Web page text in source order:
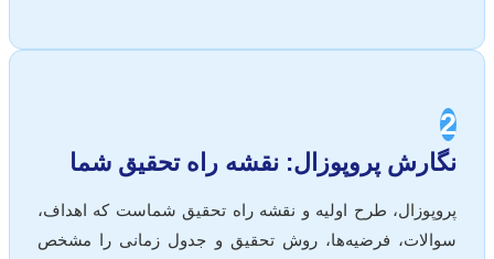
نگارش پروپوزال: نقشه راه تحقیق شما
پروپوزال، طرح اولیه و نقشه راه تحقیق شماست که اهداف،
سوالات، فرضیه‌ها، روش تحقیق و جدول زمانی را مشخص